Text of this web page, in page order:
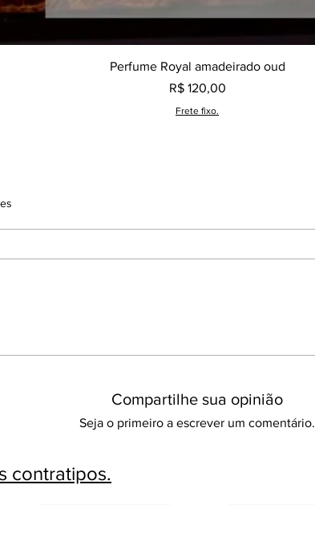
Visualização rápida
Perfume Royal amadeirado oud
Preço
R$ 120,00
Frete fixo.
Compartilhe sua opinião
Seja o primeiro a escrever um comentário.
contratipos.